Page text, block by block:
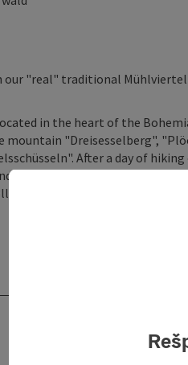
our "real" traditional
in the heart of the
mountain "Dreisesselberg",
After a day of
enjoy true hospitality and the
you can ...